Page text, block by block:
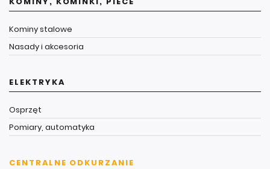
Kominy stalowe
Nasady i akcesoria
ELEKTRYKA
Osprzęt
Pomiary, automatyka
CENTRALNE ODKURZANIE